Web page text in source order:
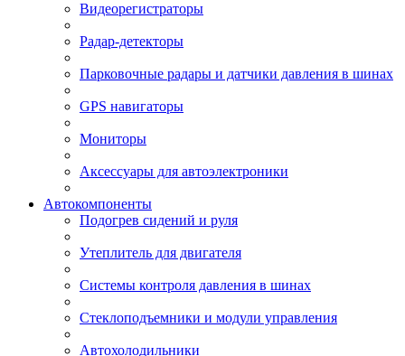
Видеорегистраторы
Радар-детекторы
Парковочные радары и датчики давления в шинах
GPS навигаторы
Мониторы
Аксессуары для автоэлектроники
Автокомпоненты
Подогрев сидений и руля
Утеплитель для двигателя
Системы контроля давления в шинах
Стеклоподъемники и модули управления
Автохолодильники